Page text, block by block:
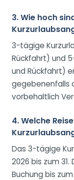
3. Wie hoch
3-tägige
Rückfahrt) und
und Rückfahrt)
gegebenenfalls
vorbehaltlich
4. Welche
Das 3-tägige
2026 bis zum
Buchung bis